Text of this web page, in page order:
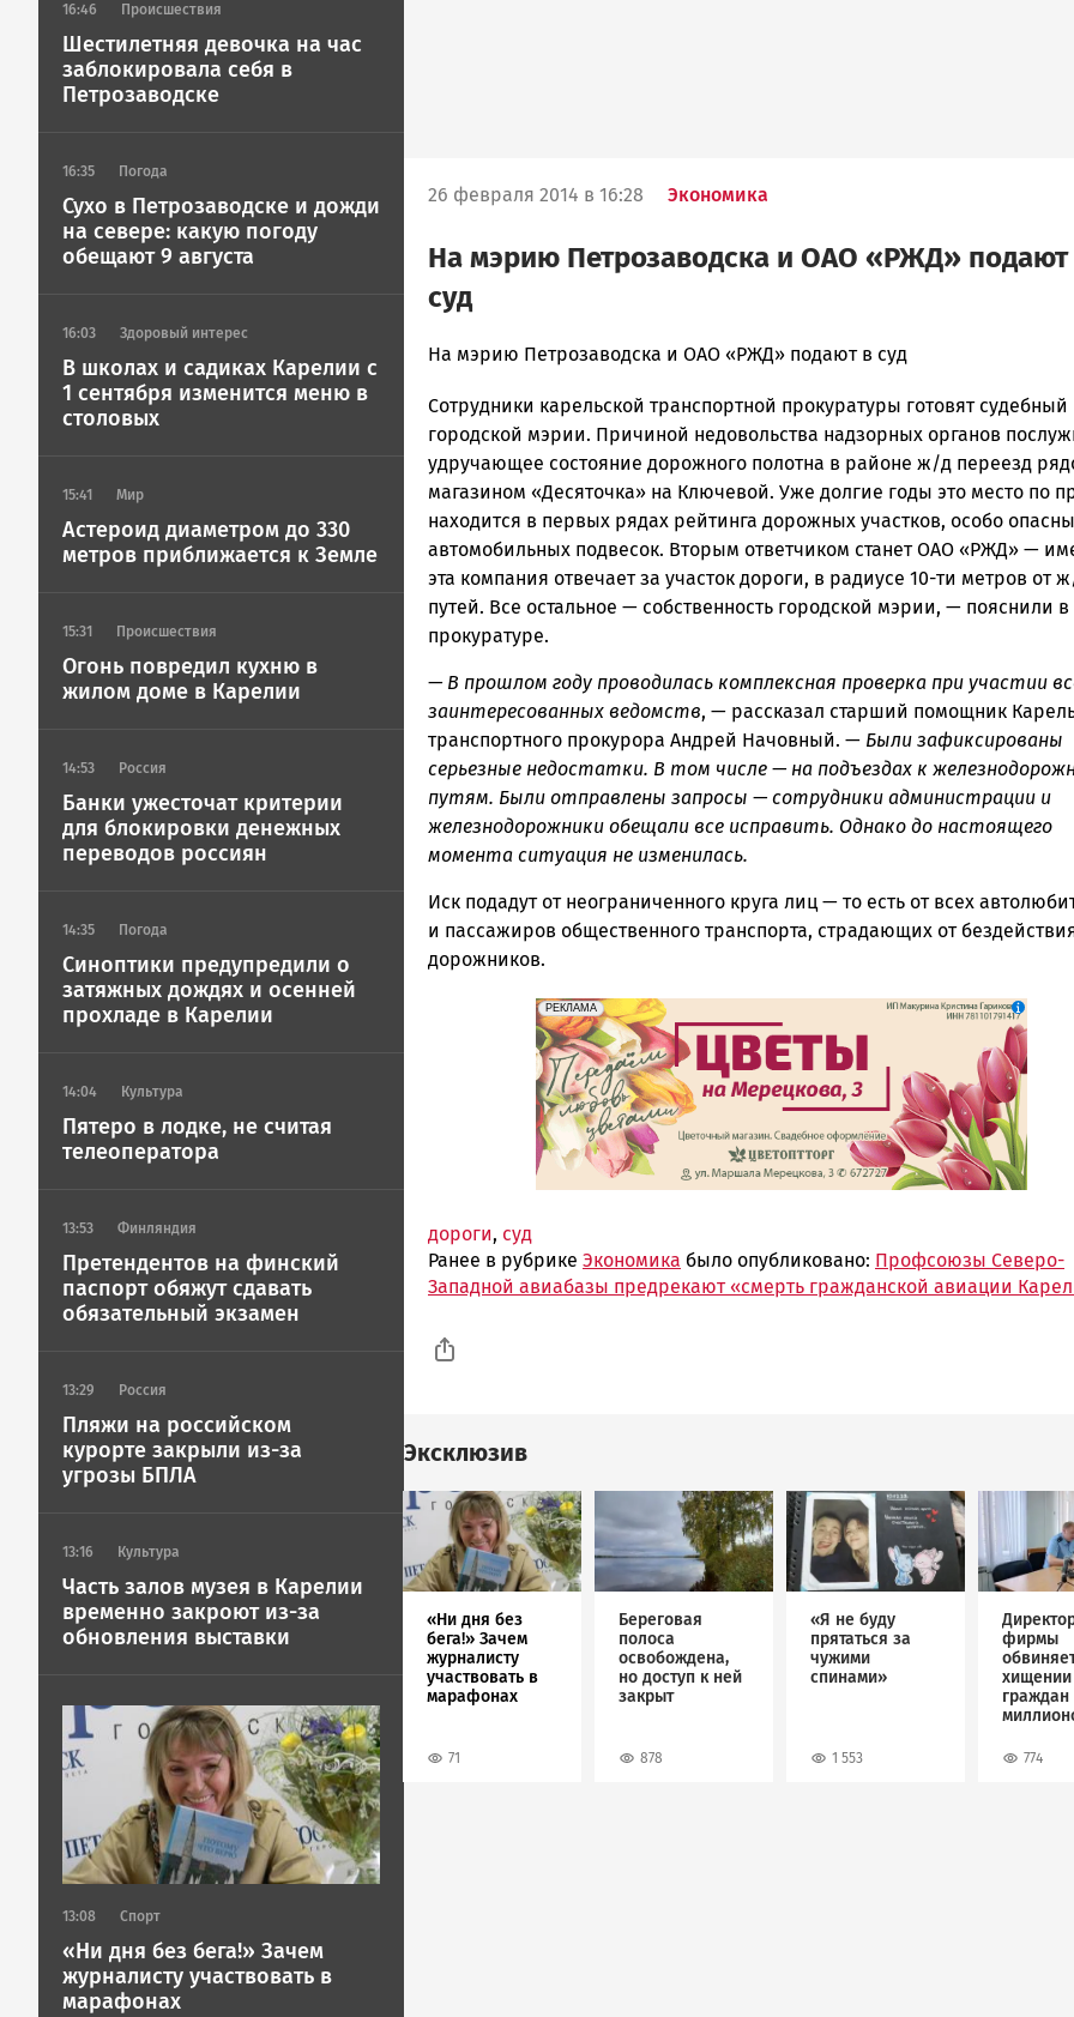
16:46 Происшествия
Шестилетняя девочка на час
заблокировала себя в
Петрозаводске
16:35 Погода
Сухо в Петрозаводске и дожди
на севере: какую погоду
обещают 9 августа
16:03 Здоровый интерес
В школах и садиках Карелии с
1 сентября изменится меню в
столовых
15:41 Мир
Астероид диаметром до 330
метров приближается к Земле
15:31 Происшествия
Огонь повредил кухню в
жилом доме в Карелии
14:53 Россия
Банки ужесточат критерии
для блокировки денежных
переводов россиян
14:35 Погода
Синоптики предупредили о
затяжных дождях и осенней
прохладе в Карелии
14:04 Культура
Пятеро в лодке, не считая
телеоператора
13:53 Финляндия
Претендентов на финский
паспорт обяжут сдавать
обязательный экзамен
13:29 Россия
Пляжи на российском
курорте закрыли из-за
угрозы БПЛА
13:16 Культура
Часть залов музея в Карелии
временно закроют из-за
обновления выставки
Image
13:08 Спорт
«Ни дня без бега!» Зачем
журналисту участвовать в
марафонах
26 февраля 2014 в 16:28 Экономика
На мэрию Петрозаводска и ОАО «РЖД» подают
суд
admintimur
Петрозаводска
и
Карелии
|
Петрозаводск
ГОВОРИТ
На мэрию Петрозаводска и ОАО «РЖД» подают в суд
Сотрудники карельской транспортной прокуратуры готовят судебный
городской мэрии. Причиной недовольства надзорных органов
удручающее состояние дорожного полотна в районе ж/д переезд
магазином «Десяточка» на Ключевой. Уже долгие годы это место по
находится в первых рядах рейтинга дорожных участков, особо
автомобильных подвесок. Вторым ответчиком станет ОАО «РЖД» —
эта компания отвечает за участок дороги, в радиусе 10-ти метров от
путей. Все остальное — собственность городской мэрии, — пояснили в
прокуратуре.
— В прошлом году проводилась комплексная проверка при участии
заинтересованных ведомств, — рассказал старший помощник
транспортного прокурора Андрей Начовный. — Были зафиксированы
серьезные недостатки. В том числе — на подъездах к
путям. Были отправлены запросы — сотрудники администрации и
железнодорожники обещали все исправить. Однако до настоящего
момента ситуация не изменилась.
Иск подадут от неограниченного круга лиц — то есть от всех
и пассажиров общественного транспорта, страдающих от
дорожников.
erid: 2SDnjdAF4V7
РЕКЛАМА
Реклама
дороги, суд
Ранее в рубрике Экономика было опубликовано: Профсоюзы Северо-
Западной авиабазы предрекают «смерть гражданской авиации
Эксклюзив
Image
«Ни дня без
бега!» Зачем
журналисту
участвовать в
марафонах
71
Береговая
полоса
освобождена,
но доступ к ней
закрыт
878
Image
«Я не буду
прятаться за
чужими
спинами»
1 553
фирмы
хищении
граждан
774